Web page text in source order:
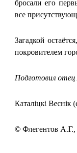
бросали его
все
Загадкой
покровителем
Подготовил
Каталіцкі Веснік
© Флегентов А.Г.,